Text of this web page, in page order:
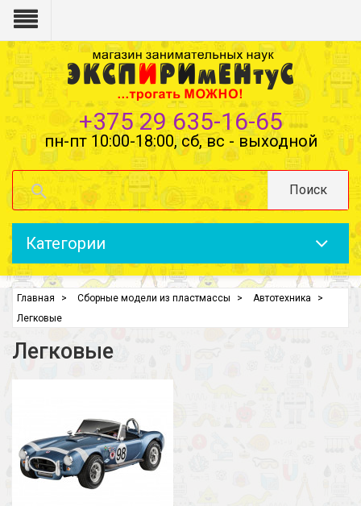
+375 29 635-16-65
пн-пт 10:00-18:00, сб, вс - выходной
Поиск
Категории
Главная Сборные модели из пластмассы
Автотехника
Легковые
Легковые